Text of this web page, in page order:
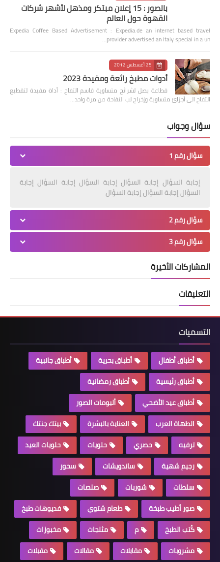
بالصور : 15 إعلان مبتكر ومذهل لأشهر شركات
القهوة حول العالم
Expedia Coffee Based Advertisement : Expedia.de an internet based travel
provider advertised an Italy special in a un…
25 أغسطس 2012
أدوات مطبخ رائعة ومفيدة 2023
قطاعة بصل لشرائح متساوية قاسم التفاح : أداة مفيدة لتقطيع
التفاح الى أجزائ متساوية وإخراج لب التفاحة من مرة واحد…
سؤال وجواب
سؤال رقم 1
إجابة السؤال إجابة السؤال إجابة السؤال إجابة السؤال إجابة
السؤال إجابة السؤال إجابة السؤال
سؤال رقم 2
سؤال رقم 3
المشاركات الأخيرة
التعليقات
التسميات
أطباق أطفال أطباق بحرية
أطباق جانبية
أطباق رئيسية
أطباق رمضانية
أطباق عيد الأضحي
ألبومات الصور
الطهاة العرب
العناية بالبشرة
بيتك جنتك
ترفيه
حصري حلويات
حلويات العيد
رجيم شهية
ساندويشات
سحور
سلطات
شوربات
صلصات
صور أطيب طبخة
طعام شتوي
فديوهات طبخ
كُتب الطبخ
م مثلجات
مخبوزات
مشروبات
مقابلات مقالات مقبلات